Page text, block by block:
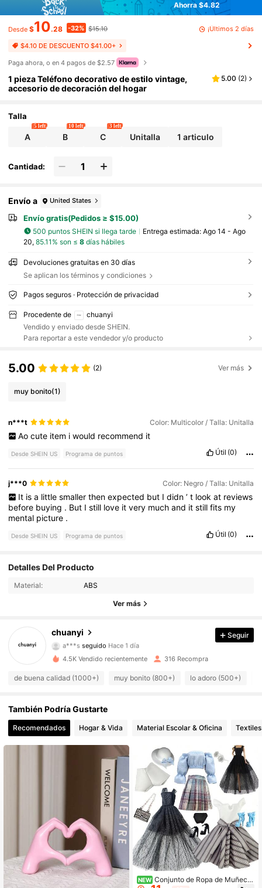
Ahorra $4.82
Desde $10.28 -32% $15.10 ¡Últimos 2 días
$4.10 DE DESCUENTO $41.00+
Paga ahora, o en 4 pagos de $2.57
1 pieza Teléfono decorativo de estilo vintage,
accesorio de decoración del hogar
5.00 (2)
Talla
A
5 left
B
10 left
C
3 left
Unitalla 1 articulo
Cantidad:
Envío a United States
Envío gratis(Pedidos ≥ $15.00)
500 puntos SHEIN si llega tarde Entrega estimada: Ago 14 - Ago
20, 85.11% son ≤ 8días hábiles
Devoluciones gratuitas en 30 días
Se aplican los términos y condiciones
Pagos seguros · Protección de privacidad
Procedente de
chuanyi
Vendido y enviado desde SHEIN.
Para reportar a este vendedor y/o producto
5.00 (2) Ver más
muy bonito(1)
n***t Color: Multicolor / Talla: Unitalla
Ao cute item i would recommend it
Desde SHEIN US Programa de puntos Útil (0)
j***0 Color: Negro / Talla: Unitalla
It is a little smaller then expected but I didn ’ t look at reviews
before buying . But Istill love itvery muchand itstillfits my
mental picture .
Desde SHEIN US Programa de puntos Útil (0)
Detalles Del Producto
Material: ABS
Ver más
chuanyi
4.90 1.5K Seguidores
4.90
1.5K Seguidores
4.90 1.5K Seguidores
4.90
4.90 1.5K Seguidores
1.5K Seguidores
1.5K Seguidores
1.5K Seguidores
4.90 1.5K Seguidores
Seguir
4.5K Vendido recientemente 316 Recompra
de buena calidad (1000+) muy bonito (800+) lo adoro (500+)
También Podría Gustarte
Recomendados Hogar & Vida Material Escolar & Oficina
NEW Conjunto de Ropa de Muñeca